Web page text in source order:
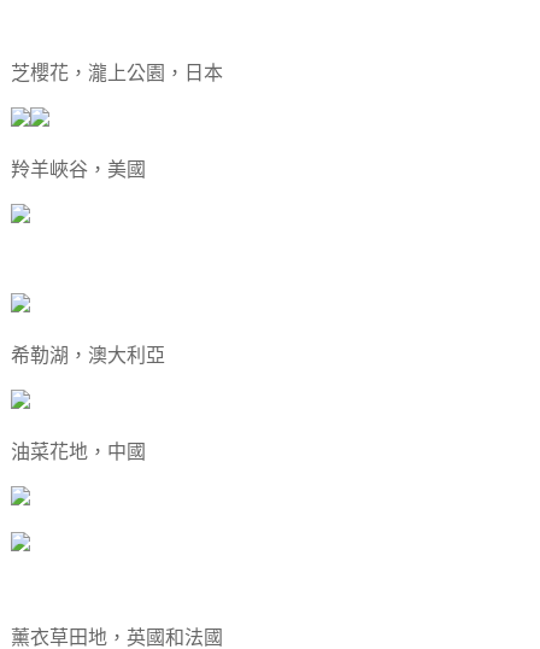
芝櫻花，瀧上公園，日本
羚羊峽谷，美國
希勒湖，澳大利亞
油菜花地，中國
薰衣草田地，英國和法國